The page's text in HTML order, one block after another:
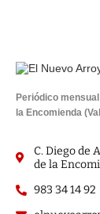
Periódico
la Encomienda
C. Diego de
de la
983 34 14 92